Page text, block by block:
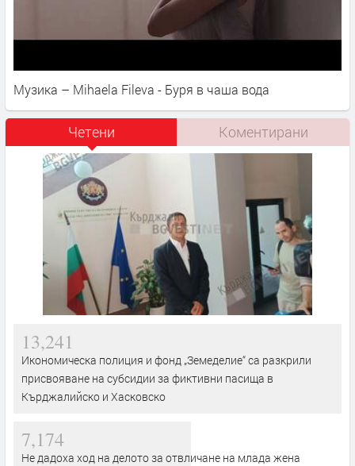
Музика – Mihaela Fileva - Буря в чаша вода
Четени Коментирани
13,241
Икономическа полиция и фонд „Земеделие“ са разкрили
присвояване на субсидии за фиктивни пасища в
Кърджалийско и Хасковско
7,174
Не дадоха ход на делото за отвличане на млада жена